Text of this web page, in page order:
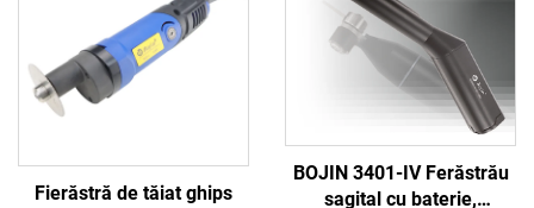
pentru chirurgie
traumatică și articulară
Fierăstră de tăiat ghips
BOJIN 3401-IV Ferăstrău
sagital cu baterie,